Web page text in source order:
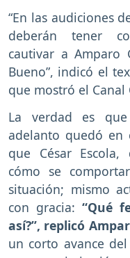
“En las audiciones
deberán tener
cautivar a Amparo
Bueno”, indicó el
que mostró el Canal
La verdad es
adelanto quedó en
que César
cómo se
situación; mismo
con gracia: “Qué
así?”, replicó
un corto avance